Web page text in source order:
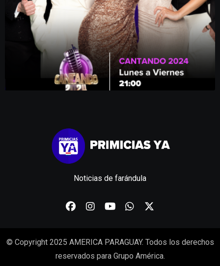
Noticias de farándula
© Copyright 2025 AMERICA PARAGUAY. Todos los derechos
reservados para Grupo América.